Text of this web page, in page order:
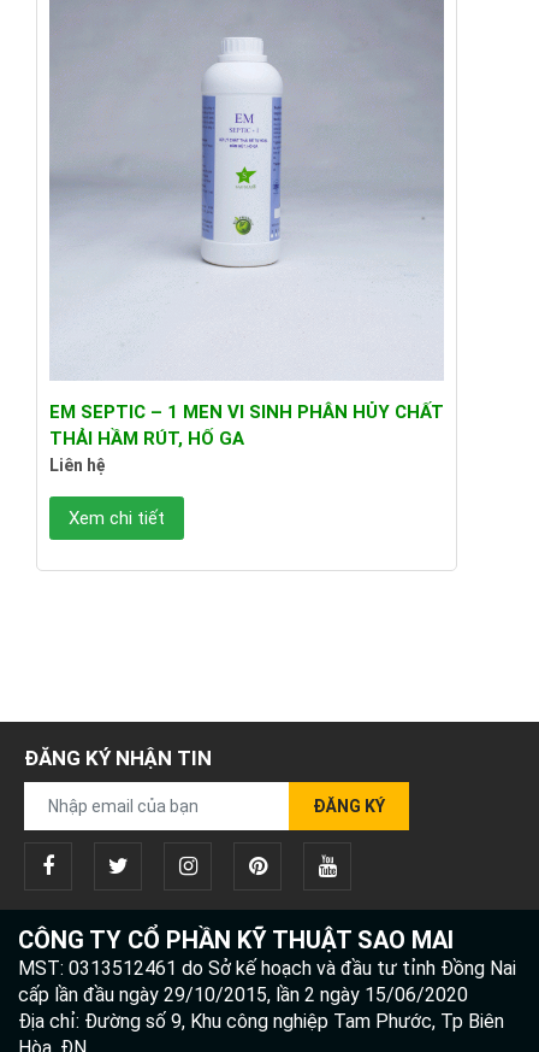
EM SEPTIC – 1 MEN VI SINH PHÂN HỦY CHẤT
THẢI HẦM RÚT, HỐ GA
Liên hệ
Xem chi tiết
ĐĂNG KÝ NHẬN TIN
ĐĂNG KÝ
CÔNG TY CỔ PHẦN KỸ THUẬT SAO MAI
MST: 0313512461 do Sở kế hoạch và đầu tư tỉnh Đồng Nai
cấp lần đầu ngày 29/10/2015, lần 2 ngày 15/06/2020
Địa chỉ: Đường số 9, Khu công nghiệp Tam Phước, Tp Biên